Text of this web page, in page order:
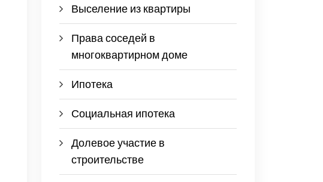
Выселение из квартиры
Права соседей в
многоквартирном доме
Ипотека
Социальная ипотека
Долевое участие в
строительстве